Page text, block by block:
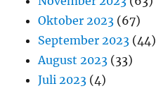
Oktober 2023 (67)
September 2023 (44)
August 2023 (33)
Juli 2023 (4)